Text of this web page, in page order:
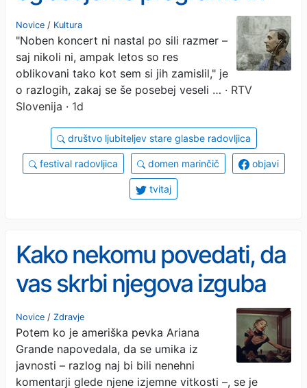
ne nastopajočih, torej
vedno vsebino
Novice / Kultura
"Noben koncert ni nastal po sili razmer –
saj nikoli ni, ampak letos so res
oblikovani tako kot sem si jih zamislil," je
o razlogih, zakaj se še posebej veseli … · RTV
Slovenija · 1d
društvo ljubiteljev stare glasbe radovljica
festival radovljica domen marinčič objavi
tvitaj
Kako nekomu povedati, da
vas skrbi njegova izguba
telesne teže?
Novice / Zdravje
Potem ko je ameriška pevka Ariana
Grande napovedala, da se umika iz
javnosti – razlog naj bi bili nenehni
komentarji glede njene izjemne vitkosti –, se je